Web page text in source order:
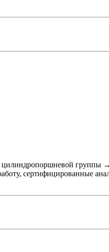
цилиндропоршневой группы →
сертифицированные